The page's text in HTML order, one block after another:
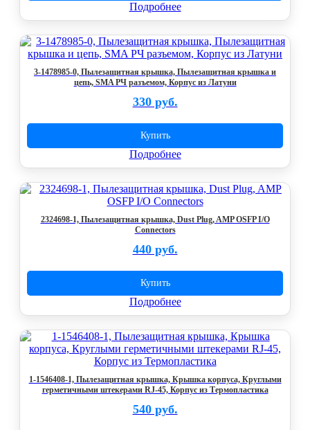
Подробнее
3-1478985-0, Пылезащитная крышка, Пылезащитная крышка и
цепь, SMA РЧ разъемом, Корпус из Латуни
330 руб.
Купить
Подробнее
2324698-1, Пылезащитная крышка, Dust Plug, AMP OSFP I/O
Connectors
440 руб.
Купить
Подробнее
1-1546408-1, Пылезащитная крышка, Крышка корпуса, Круглыми
герметичными штекерами RJ-45, Корпус из Термопластика
540 руб.